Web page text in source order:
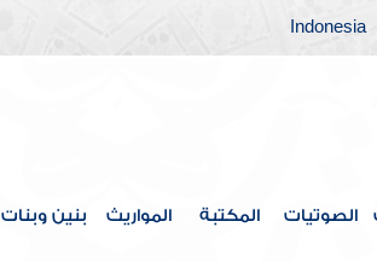
Indonesia
الصوتيات المكتبة المواريث بنين وبنات